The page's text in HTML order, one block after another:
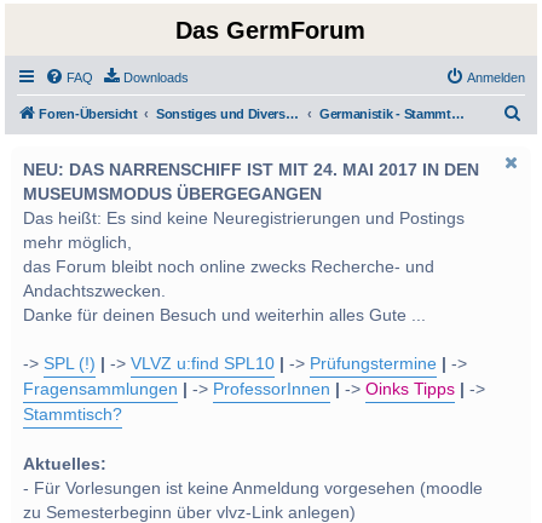
Das GermForum
FAQ Downloads Anmelden
Foren-Übersicht Sonstiges und Diverses - Privatimes und Soziales Germanistik - Stammtisch
NEU: DAS NARRENSCHIFF IST MIT 24. MAI 2017 IN DEN
MUSEUMSMODUS ÜBERGEGANGEN
Das heißt: Es sind keine Neuregistrierungen und Postings
mehr möglich,
das Forum bleibt noch online zwecks Recherche- und
Andachtszwecken.
Danke für deinen Besuch und weiterhin alles Gute ...
->SPL (!) ->VLVZ u:find SPL10 -> Prüfungstermine
->
Fragensammlungen
-> ProfessorInnen ->Oinks Tipps
->
Stammtisch?
Aktuelles:
- Für Vorlesungen ist keine Anmeldung vorgesehen (moodle
zu Semesterbeginn über vlvz-Link anlegen)